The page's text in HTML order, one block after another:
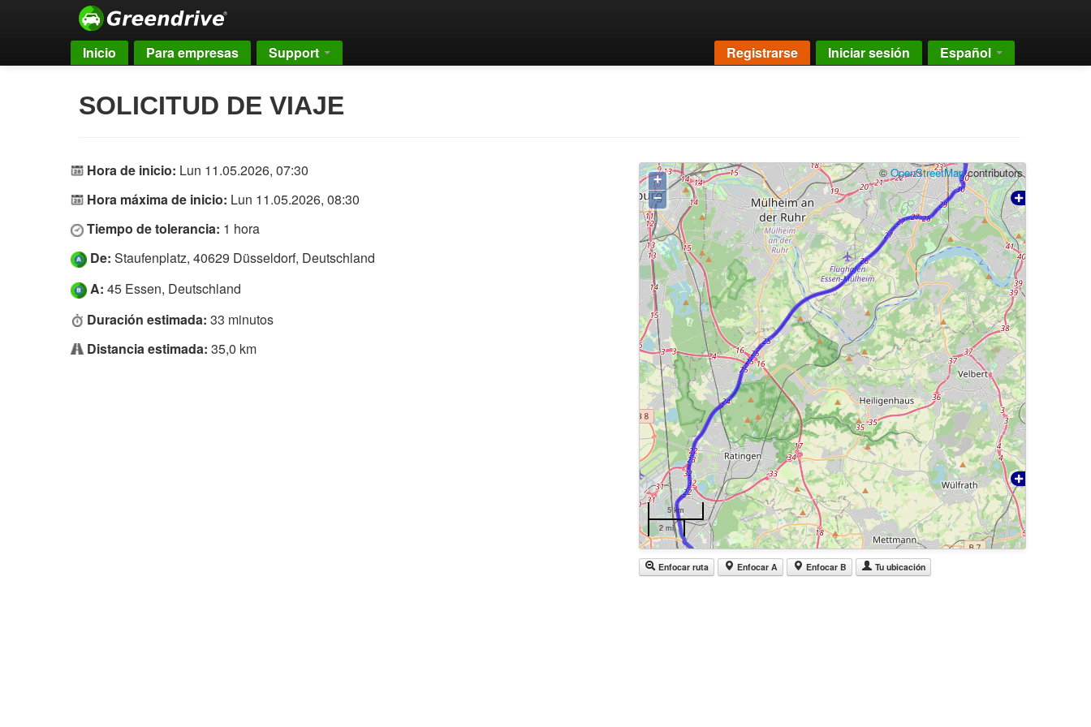
Inicio Para empresas Support Registrarse Iniciar sesión Español
SOLICITUD DE VIAJE
Hora de inicio: Lun 11.05.2026, 07:30
Hora máxima de inicio: Lun 11.05.2026, 08:30
Tiempo de tolerancia: 1 hora
De: Staufenplatz, 40629 Düsseldorf, Deutschland
A: 45 Essen, Deutschland
Duración estimada: 33 minutos
Distancia estimada: 35,0 km
+
−
©OpenStreetMapcontributors
5 km
2 mi
Enfocar ruta Enfocar A Enfocar B Tu ubicación